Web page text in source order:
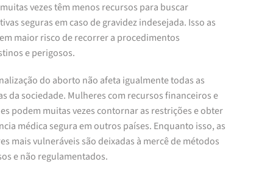
vezes têm menos recursos para buscar
seguras em caso de gravidez indesejada. Isso as
maior risco de recorrer a procedimentos
e perigosos.
do aborto não afeta igualmente todas as
da sociedade. Mulheres com recursos financeiros e
podem muitas vezes contornar as restrições e obter
médica segura em outros países. Enquanto isso, as
mais vulneráveis são deixadas à mercê de métodos
e não regulamentados.